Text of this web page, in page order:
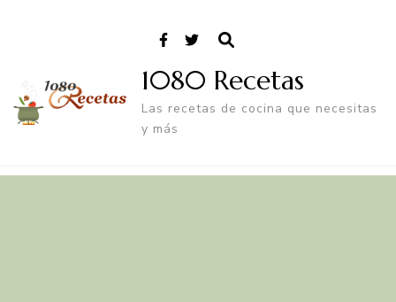
1080 Recetas
Las recetas de cocina que necesitas
y más